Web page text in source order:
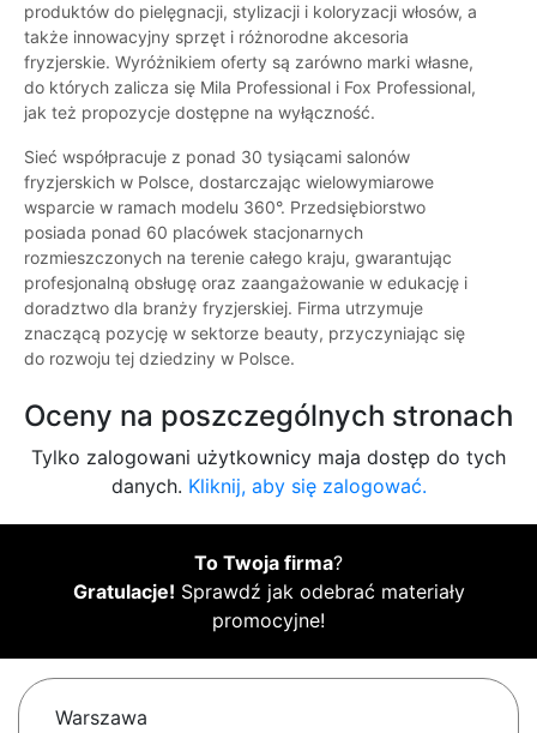
produktów do pielęgnacji, stylizacji i koloryzacji włosów, a
także innowacyjny sprzęt i różnorodne akcesoria
fryzjerskie. Wyróżnikiem oferty są zarówno marki własne,
do których zalicza się Mila Professional i Fox Professional,
jak też propozycje dostępne na wyłączność.
Sieć współpracuje z ponad 30 tysiącami salonów
fryzjerskich w Polsce, dostarczając wielowymiarowe
wsparcie w ramach modelu 360°. Przedsiębiorstwo
posiada ponad 60 placówek stacjonarnych
rozmieszczonych na terenie całego kraju, gwarantując
profesjonalną obsługę oraz zaangażowanie w edukację i
doradztwo dla branży fryzjerskiej. Firma utrzymuje
znaczącą pozycję w sektorze beauty, przyczyniając się
do rozwoju tej dziedziny w Polsce.
Oceny na poszczególnych stronach
Tylko zalogowani użytkownicy maja dostęp do tych
danych. Kliknij, aby się zalogować.
To Twoja firma?
Gratulacje! Sprawdź jak odebrać materiały
promocyjne!
Warszawa